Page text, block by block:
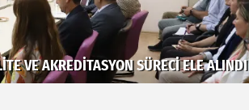
VE AKREDITASYON SÜRECI ELE ALINDI